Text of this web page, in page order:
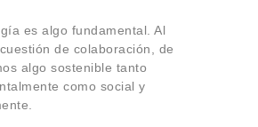
es algo fundamental. Al
de colaboración, de
algo sostenible tanto
como social y